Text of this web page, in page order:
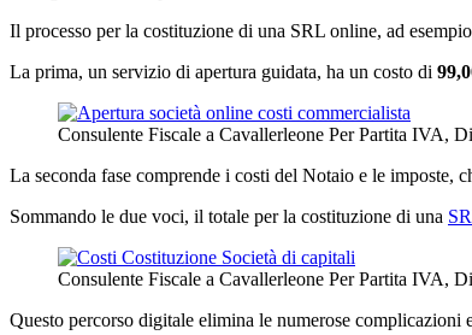
Il processo per la costituzione di una SRL online, ad
La prima, un servizio di apertura guidata, ha un costo di
Consulente Fiscale a Cavallerleone Per Partita IVA,
La seconda fase comprende i costi del Notaio e le imposte,
Sommando le due voci, il totale per la costituzione di una
Consulente Fiscale a Cavallerleone Per Partita IVA,
Questo percorso digitale elimina le numerose